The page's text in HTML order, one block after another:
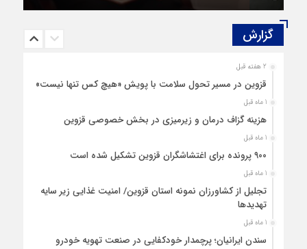
گزارش‌
2 هفته قبل
قزوین در مسیر تحول سلامت با پویش «هیچ‌ کس تنها نیست»
1 ماه قبل
هزینه‌ گزاف درمان و زیرمیزی در بخش خصوصی قزوین
1 ماه قبل
۹۰۰ پرونده برای اغتشاشگران قزوین تشکیل شده است
1 ماه قبل
تجلیل از کشاورزان نمونه استان قزوین/ امنیت غذایی زیر سایه
تهدیدها
1 ماه قبل
سندن ایرانیان؛ پرچمدار خودکفایی در صنعت تهویه خودرو